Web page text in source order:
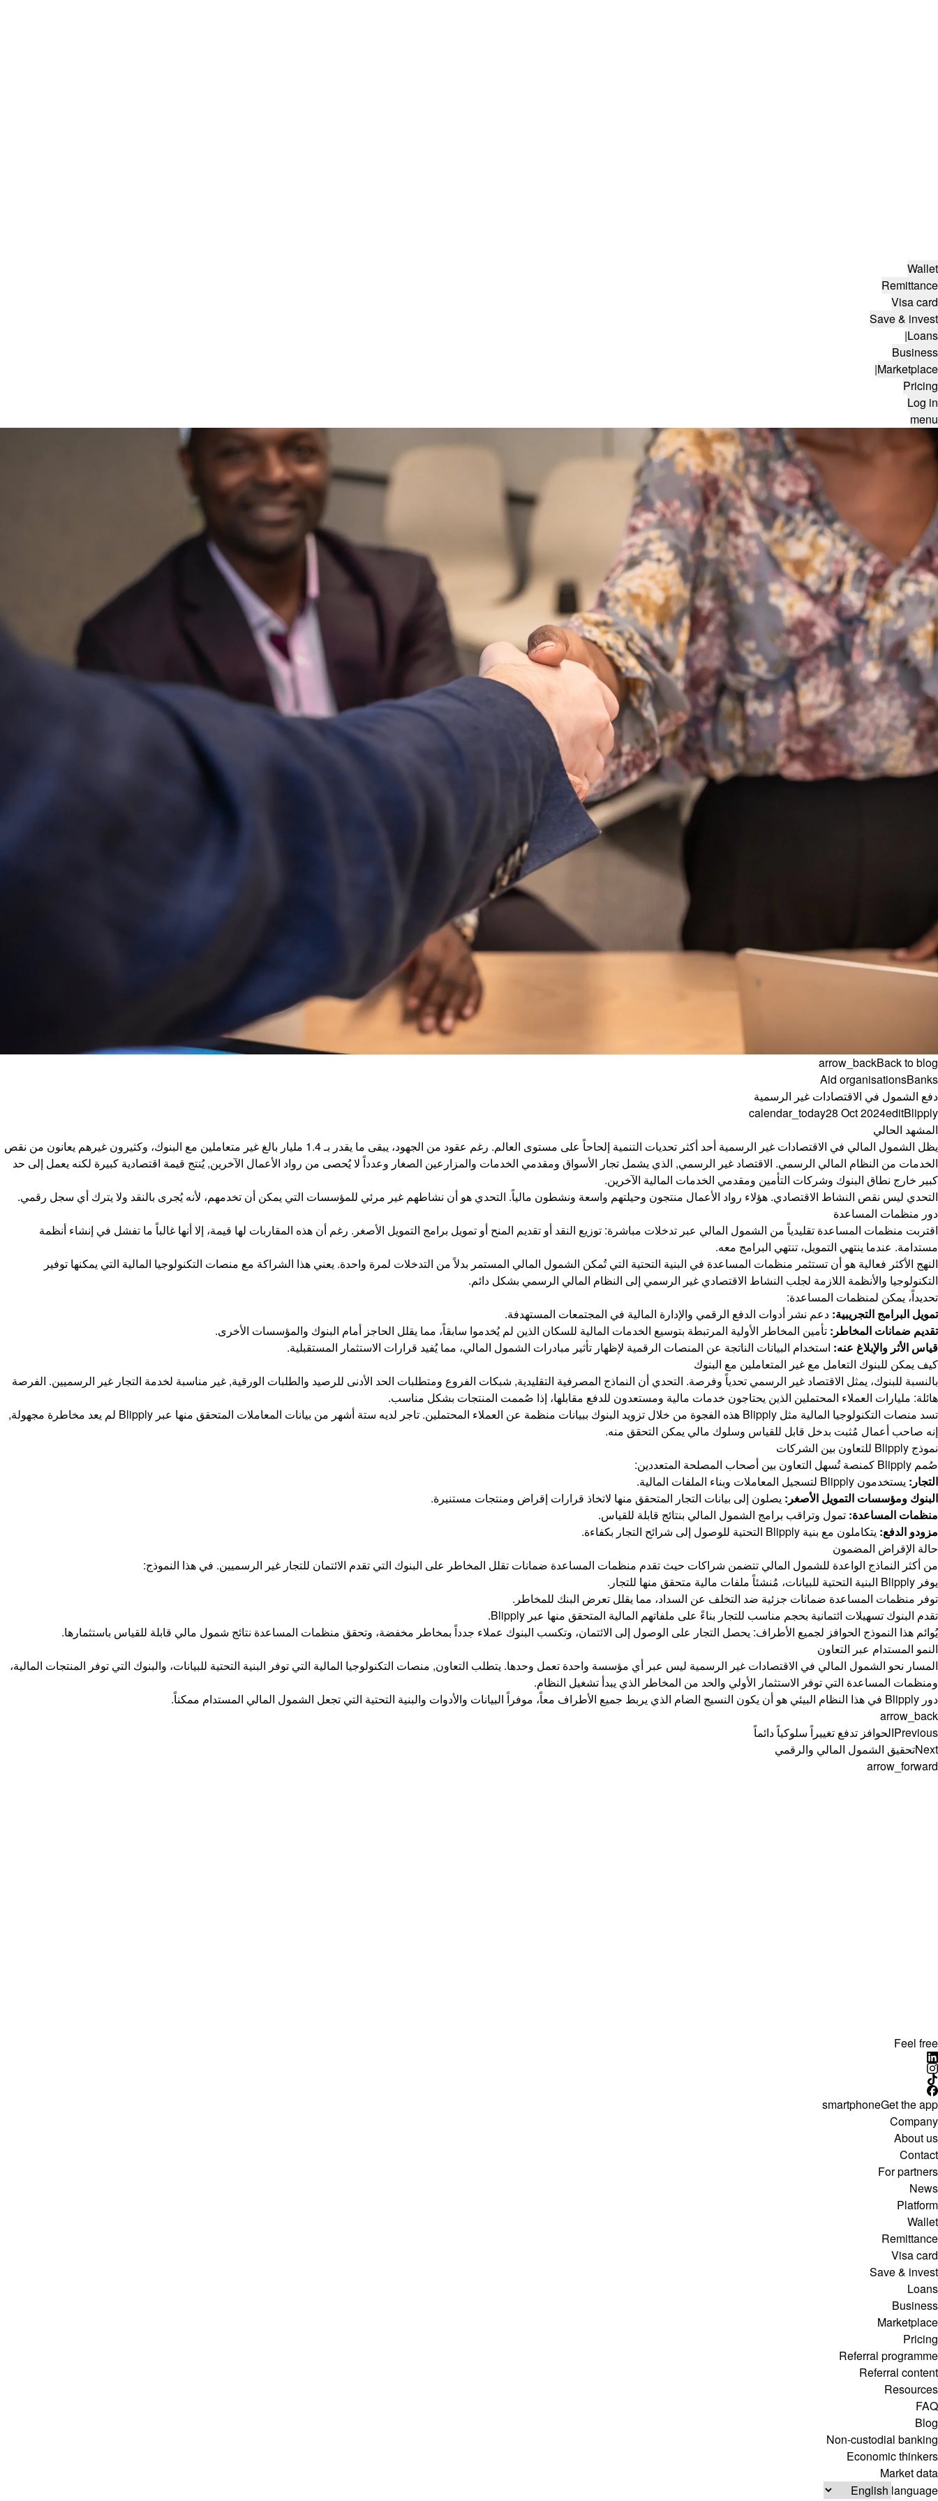
Wallet
Remittance
Visa card
Save & invest
Loans
|
Business
Marketplace
|
Pricing
Log in
menu
arrow_backBack to blog
Aid organisationsBanks
دفع الشمول في الاقتصادات غير الرسمية
calendar_today28 Oct 2024editBlipply
المشهد الحالي
يظل الشمول المالي في الاقتصادات غير الرسمية أحد أكثر تحديات التنمية إلحاحاً على مستوى العالم. رغم عقود من الجهود، يبقى ما يقدر بـ 1.4 مليار بالغ غير متعاملين مع البنوك، وكثيرون غيرهم يعانون من نقص
الخدمات من النظام المالي الرسمي. الاقتصاد غير الرسمي, الذي يشمل تجار الأسواق ومقدمي الخدمات والمزارعين الصغار وعدداً لا يُحصى من رواد الأعمال الآخرين, يُنتج قيمة اقتصادية كبيرة لكنه يعمل إلى حد
كبير خارج نطاق البنوك وشركات التأمين ومقدمي الخدمات المالية الآخرين.
التحدي ليس نقص النشاط الاقتصادي. هؤلاء رواد الأعمال منتجون وحيلتهم واسعة ونشطون مالياً. التحدي هو أن نشاطهم غير مرئي للمؤسسات التي يمكن أن تخدمهم، لأنه يُجرى بالنقد ولا يترك أي سجل رقمي.
دور منظمات المساعدة
اقتربت منظمات المساعدة تقليدياً من الشمول المالي عبر تدخلات مباشرة: توزيع النقد أو تقديم المنح أو تمويل برامج التمويل الأصغر. رغم أن هذه المقاربات لها قيمة، إلا أنها غالباً ما تفشل في إنشاء أنظمة
مستدامة. عندما ينتهي التمويل، تنتهي البرامج معه.
النهج الأكثر فعالية هو أن تستثمر منظمات المساعدة في البنية التحتية التي تُمكن الشمول المالي المستمر بدلاً من التدخلات لمرة واحدة. يعني هذا الشراكة مع منصات التكنولوجيا المالية التي يمكنها توفير
التكنولوجيا والأنظمة اللازمة لجلب النشاط الاقتصادي غير الرسمي إلى النظام المالي الرسمي بشكل دائم.
تحديداً، يمكن لمنظمات المساعدة:
تمويل البرامج التجريبية: دعم نشر أدوات الدفع الرقمي والإدارة المالية في المجتمعات المستهدفة.
تقديم ضمانات المخاطر: تأمين المخاطر الأولية المرتبطة بتوسيع الخدمات المالية للسكان الذين لم يُخدموا سابقاً، مما يقلل الحاجز أمام البنوك والمؤسسات الأخرى.
قياس الأثر والإبلاغ عنه: استخدام البيانات الناتجة عن المنصات الرقمية لإظهار تأثير مبادرات الشمول المالي، مما يُفيد قرارات الاستثمار المستقبلية.
كيف يمكن للبنوك التعامل مع غير المتعاملين مع البنوك
بالنسبة للبنوك، يمثل الاقتصاد غير الرسمي تحدياً وفرصة. التحدي أن النماذج المصرفية التقليدية, شبكات الفروع ومتطلبات الحد الأدنى للرصيد والطلبات الورقية, غير مناسبة لخدمة التجار غير الرسميين. الفرصة
هائلة: مليارات العملاء المحتملين الذين يحتاجون خدمات مالية ومستعدون للدفع مقابلها، إذا صُممت المنتجات بشكل مناسب.
تسد منصات التكنولوجيا المالية مثل Blipply هذه الفجوة من خلال تزويد البنوك ببيانات منظمة عن العملاء المحتملين. تاجر لديه ستة أشهر من بيانات المعاملات المتحقق منها عبر Blipply لم يعد مخاطرة مجهولة,
إنه صاحب أعمال مُثبت بدخل قابل للقياس وسلوك مالي يمكن التحقق منه.
نموذج Blipply للتعاون بين الشركات
صُمم Blipply كمنصة تُسهل التعاون بين أصحاب المصلحة المتعددين:
التجار: يستخدمون Blipply لتسجيل المعاملات وبناء الملفات المالية.
البنوك ومؤسسات التمويل الأصغر: يصلون إلى بيانات التجار المتحقق منها لاتخاذ قرارات إقراض ومنتجات مستنيرة.
منظمات المساعدة: تمول وتراقب برامج الشمول المالي بنتائج قابلة للقياس.
مزودو الدفع: يتكاملون مع بنية Blipply التحتية للوصول إلى شرائح التجار بكفاءة.
حالة الإقراض المضمون
من أكثر النماذج الواعدة للشمول المالي تتضمن شراكات حيث تقدم منظمات المساعدة ضمانات تقلل المخاطر على البنوك التي تقدم الائتمان للتجار غير الرسميين. في هذا النموذج:
يوفر Blipply البنية التحتية للبيانات، مُنشئاً ملفات مالية متحقق منها للتجار.
توفر منظمات المساعدة ضمانات جزئية ضد التخلف عن السداد، مما يقلل تعرض البنك للمخاطر.
تقدم البنوك تسهيلات ائتمانية بحجم مناسب للتجار بناءً على ملفاتهم المالية المتحقق منها عبر Blipply.
يُوائم هذا النموذج الحوافز لجميع الأطراف: يحصل التجار على الوصول إلى الائتمان، وتكسب البنوك عملاء جدداً بمخاطر مخفضة، وتحقق منظمات المساعدة نتائج شمول مالي قابلة للقياس باستثمارها.
النمو المستدام عبر التعاون
المسار نحو الشمول المالي في الاقتصادات غير الرسمية ليس عبر أي مؤسسة واحدة تعمل وحدها. يتطلب التعاون, منصات التكنولوجيا المالية التي توفر البنية التحتية للبيانات، والبنوك التي توفر المنتجات المالية،
ومنظمات المساعدة التي توفر الاستثمار الأولي والحد من المخاطر الذي يبدأ تشغيل النظام.
دور Blipply في هذا النظام البيئي هو أن يكون النسيج الضام الذي يربط جميع الأطراف معاً، موفراً البيانات والأدوات والبنية التحتية التي تجعل الشمول المالي المستدام ممكناً.
arrow_back
Previousالحوافز تدفع تغييراً سلوكياً دائماً
Nextتحقيق الشمول المالي والرقمي
arrow_forward
Feel free
smartphoneGet the app
Company
About us
Contact
For partners
News
Platform
Wallet
Remittance
Visa card
Save & invest
Loans
Business
Marketplace
Pricing
Referral programme
Referral content
Resources
FAQ
Blog
Non-custodial banking
Economic thinkers
Market data
language